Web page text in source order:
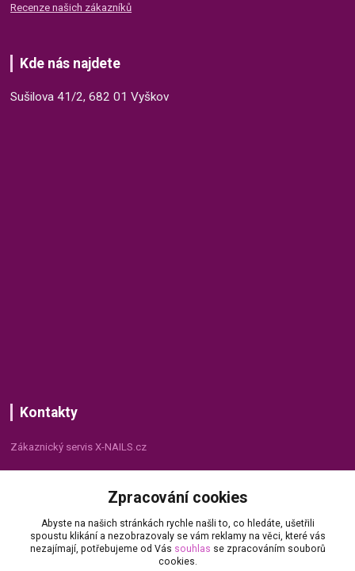
Recenze našich zákazníků
Kde nás najdete
Sušilova 41/2, 682 01 Vyškov
Kontakty
Zákaznický servis X-NAILS.cz
+420 735 055 075
info@x-nails.cz
Zpracování cookies
Abyste na našich stránkách rychle našli to, co hledáte, ušetřili
spoustu klikání a nezobrazovaly se vám reklamy na věci, které vás
nezajímají, potřebujeme od Vás souhlas se zpracováním souborů
cookies.